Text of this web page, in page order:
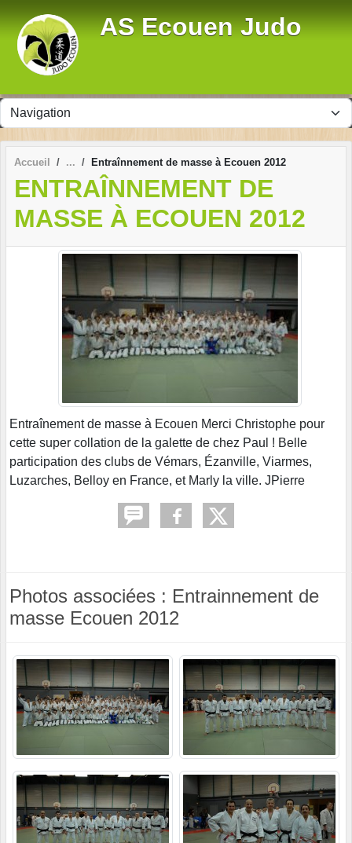
AS Ecouen Judo
Accueil Entraînnement de masse à Ecouen 2012
ENTRAÎNNEMENT DE
MASSE À ECOUEN 2012
Entraînement de masse à Ecouen Merci Christophe pour
cette super collation de la galette de chez Paul ! Belle
participation des clubs de Vémars, Ézanville, Viarmes,
Luzarches, Belloy en France, et Marly la ville. JPierre
Photos associées : Entrainnement de
masse Ecouen 2012